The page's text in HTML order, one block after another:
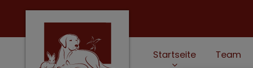
Homepage Tierklinik Betzdorf
Startseite Team